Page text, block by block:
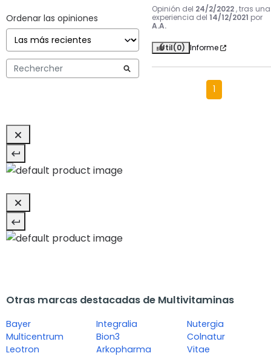
Ordenar las opiniones
Opinión del 24/2/2022 , tras una
experiencia del 14/12/2021 por
A.A.
Útil(0) Informe
1
Otras marcas destacadas de Multivitaminas
Bayer
Multicentrum
Leotron
Integralia
Bion3
Arkopharma
Nutergia
Colnatur
Vitae